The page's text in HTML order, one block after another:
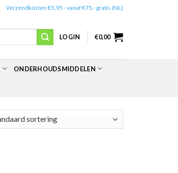
Verzendkosten €5,95 - vanaf €75,- gratis (NL)
LOGIN €0,00
ONDERHOUDSMIDDELEN